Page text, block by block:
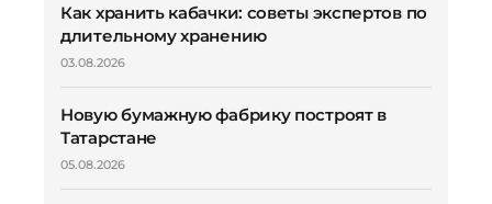
Как хранить кабачки: советы экспертов по
длительному хранению
03.08.2026
Новую бумажную фабрику построят в
Татарстане
05.08.2026